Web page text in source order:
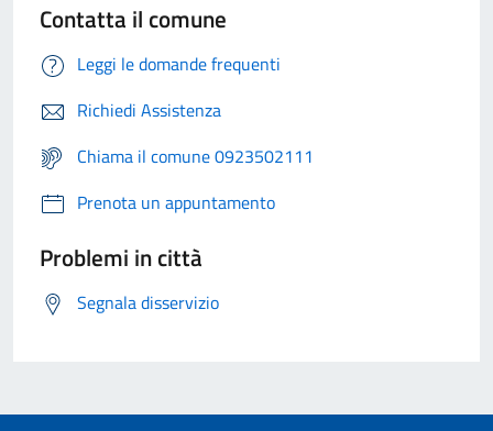
Contatta il comune
Leggi le domande frequenti
Richiedi Assistenza
Chiama il comune 0923502111
Prenota un appuntamento
Problemi in città
Segnala disservizio